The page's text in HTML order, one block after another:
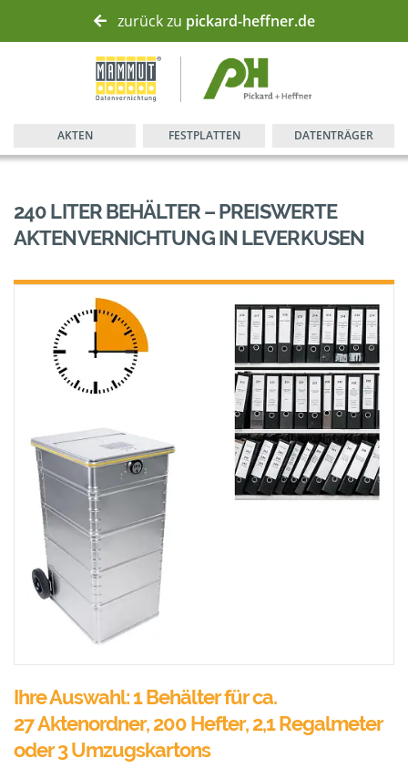
zurück zu pickard-heffner.de
AKTEN FESTPLATTEN DATENTRÄGER
240 LITER BEHÄLTER – PREISWERTE
AKTENVERNICHTUNG IN LEVERKUSEN
Ihre Auswahl: 1 Behälter für ca.
27 Aktenordner, 200 Hefter, 2,1 Regalmeter
oder 3 Umzugskartons